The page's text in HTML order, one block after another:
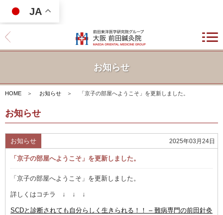
JA
お知らせ
HOME ＞ お知らせ ＞ 「京子の部屋へようこそ」を更新しました。
お知らせ
お知らせ 2025年03月24日
「京子の部屋へようこそ」を更新しました。
「京子の部屋へようこそ」を更新しました。
詳しくはコチラ ↓ ↓ ↓
SCDと診断されても自分らしく生きられる！！ – 難病専門の前田針灸